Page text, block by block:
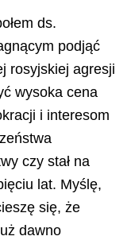
ds.
podjąć
rosyjskiej agresji
wysoka cena
i interesom
czy stał na
lat. Myślę,
się, że
dawno